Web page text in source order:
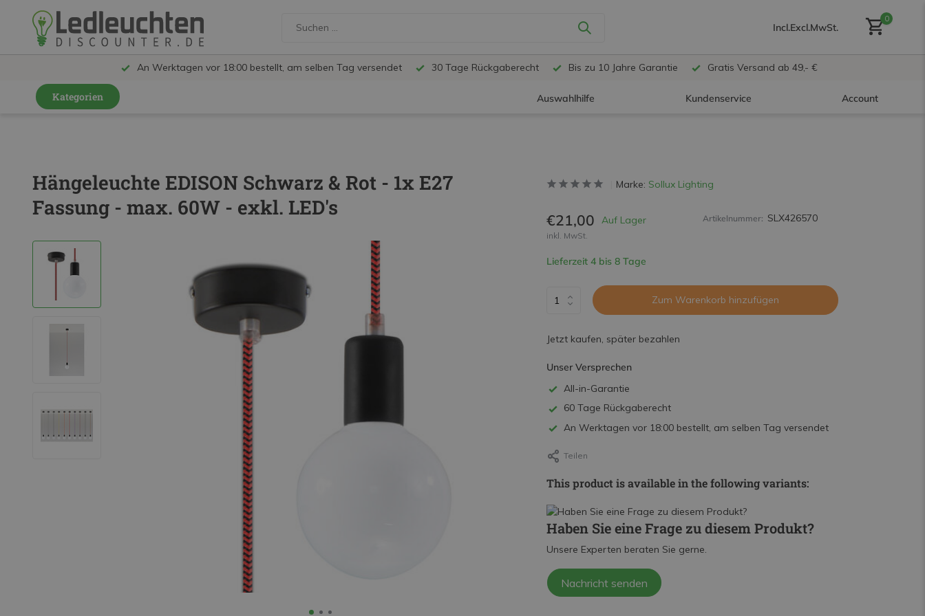
Incl.Excl.MwSt.
0
An Werktagen vor 18:00 bestellt, am selben Tag versendet 30 Tage Rückgaberecht Bis zu 10 Jahre Garantie Gratis Versand ab 49,- €
Kategorien Auswahlhilfe Kundenservice Account
Benutzerkonto
LED Schienensystem Lampen
Innenleuchten
Feuchtraumleuchten IP65
Außenleuchten
LED Smart Home
Installationsmaterialien
Hängeleuchte EDISON Schwarz & Rot - 1x E27
Fassung - max. 60W - exkl. LED's
Marke: Sollux Lighting
€21,00 Auf Lager
inkl. MwSt.
Artikelnummer: SLX426570
Lieferzeit 4 bis 8 Tage
Zum Warenkorb hinzufügen
Jetzt kaufen, später bezahlen
Unser Versprechen
All-in-Garantie
60 Tage Rückgaberecht
An Werktagen vor 18:00 bestellt, am selben Tag versendet
Teilen
This product is available in the following variants:
Haben Sie eine Frage zu diesem Produkt?
Unsere Experten beraten Sie gerne.
Nachricht senden